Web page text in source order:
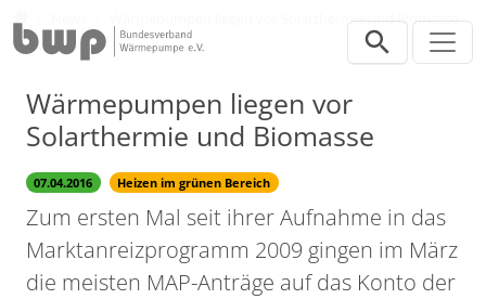
Wärmepumpen liegen vor Solarthermie und Biomasse
Wärmepumpen liegen vor
Solarthermie und Biomasse
07.04.2016 Heizen im grünen Bereich
Zum ersten Mal seit ihrer Aufnahme in das
Marktanreizprogramm 2009 gingen im März
die meisten MAP-Anträge auf das Konto der